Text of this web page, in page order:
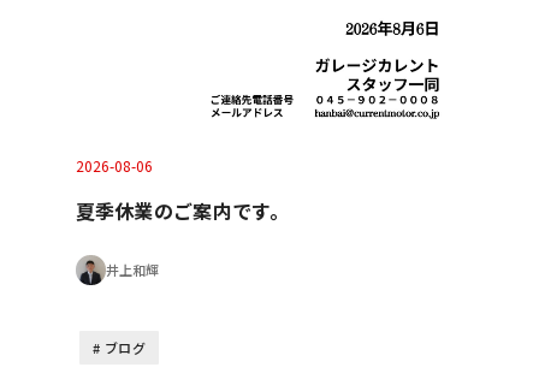
2026-08-06
夏季休業のご案内です。
井上和輝
ブログ